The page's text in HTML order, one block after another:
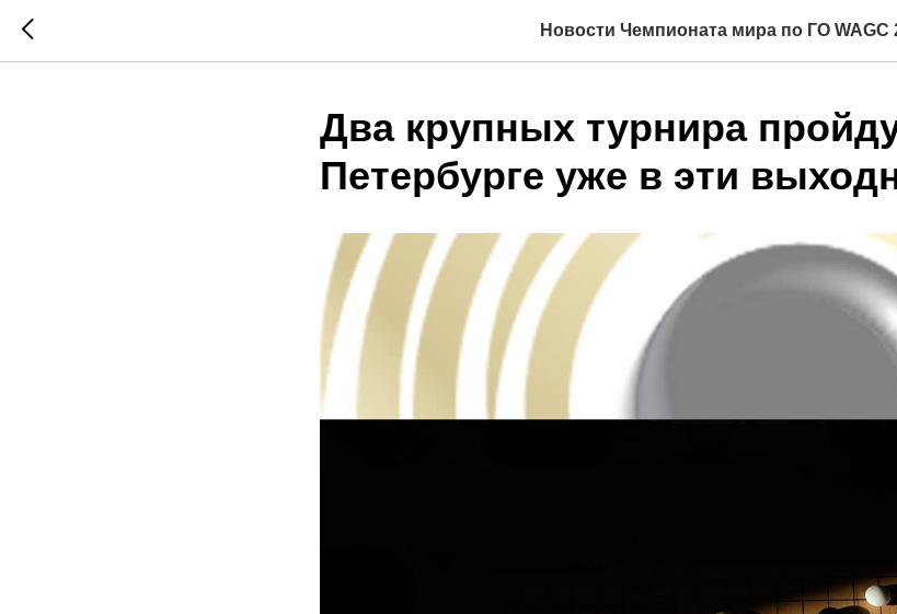
Новости Чемпионата мира по ГО WAGC
Два крупных турнира
Петербурге уже в эти